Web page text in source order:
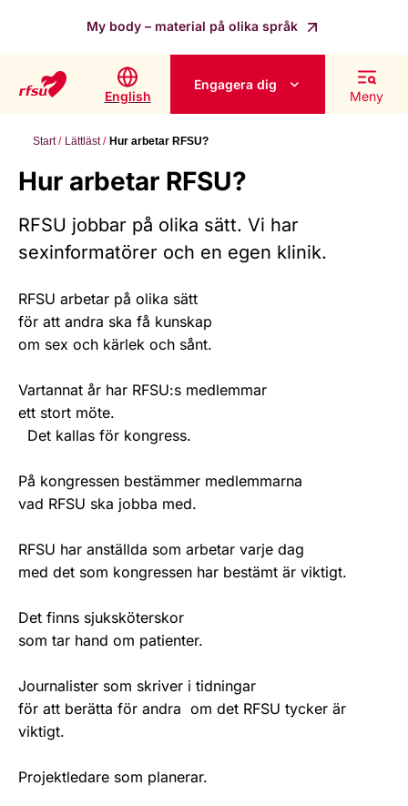
My body – material på olika språk
English
Engagera dig
Meny
Start Lättläst Hur arbetar RFSU?
Hur arbetar RFSU?
RFSU jobbar på olika sätt. Vi har
sexinformatörer och en egen klinik.
RFSU arbetar på olika sätt
för att andra ska få kunskap
om sex och kärlek och sånt.
Vartannat år har RFSU:s medlemmar
ett stort möte.
Det kallas för kongress.
På kongressen bestämmer medlemmarna
vad RFSU ska jobba med.
RFSU har anställda som arbetar varje dag
med det som kongressen har bestämt är viktigt.
Det finns sjuksköterskor
som tar hand om patienter.
Journalister som skriver i tidningar
för att berätta för andra om det RFSU tycker är
viktigt.
Projektledare som planerar.